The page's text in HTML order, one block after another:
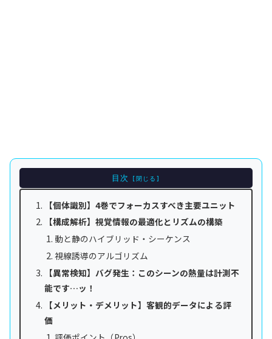
目次
【個体識別】4巻でフォーカスすべき主要ユニット
【構成解析】視覚情報の最適化とリズムの構築
動と静のハイブリッド・シーケンス
視線誘導のアルゴリズム
【異常検知】バグ発生：このシーンの熱量は計測不
能です…ッ！
【メリット・デメリット】客観的データによる評
価